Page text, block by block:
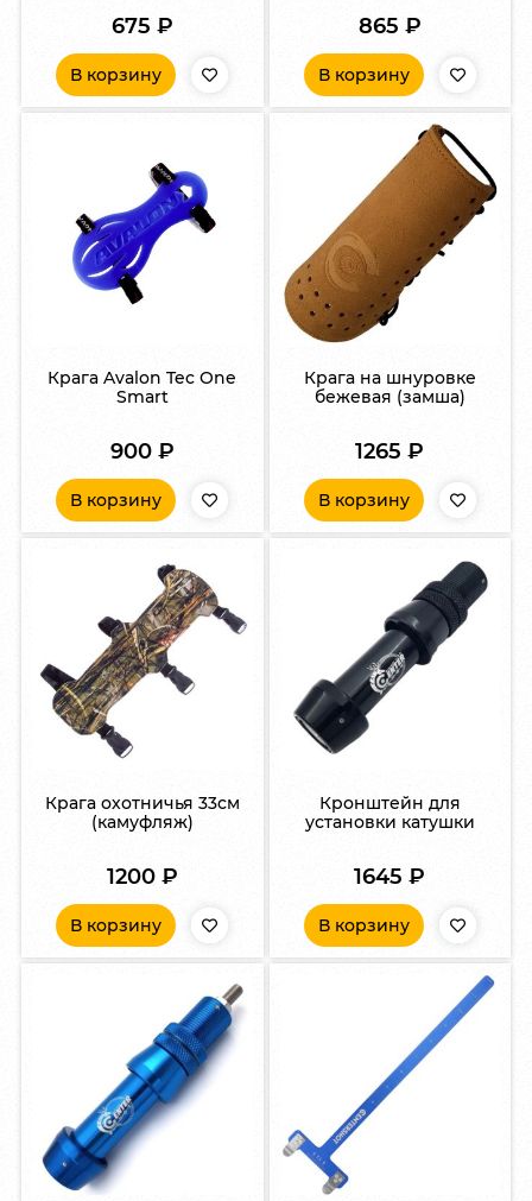
675 ₽
В корзину
865 ₽
В корзину
Крага Avalon Tec One
Smart
900 ₽
В корзину
Крага на шнуровке
бежевая (замша)
1265₽
В корзину
Крага охотничья 33см
(камуфляж)
1200 ₽
В корзину
Кронштейн для
установки катушки
1645₽
В корзину